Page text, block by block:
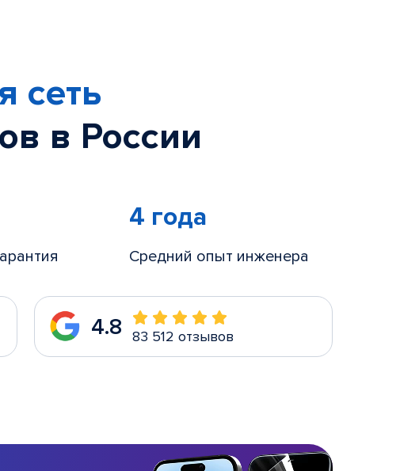
сеть
в России
4 года
Средний опыт инженера
4.8 83 512 отзывов